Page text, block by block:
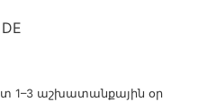
1–3 աշխատանքային օր